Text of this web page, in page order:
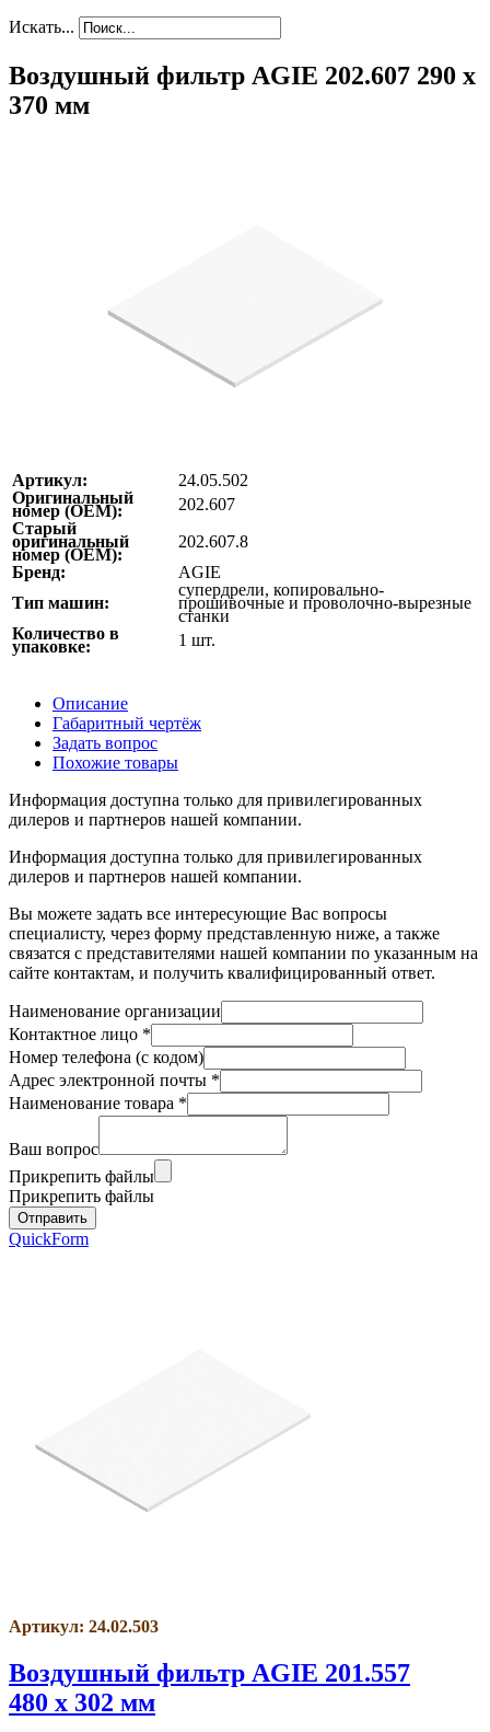
Искать...
Воздушный фильтр AGIE 202.607 290 x
370 мм
Артикул:
24.05.502
Оригинальный
номер (ОЕМ):
202.607
Старый
оригинальный
номер (ОЕМ):
202.607.8
Бренд:
AGIE
Тип машин:
супердрели, копировально-
прошивочные и проволочно-вырезные
станки
Количество в
упаковке: 1 шт.
Описание
Габаритный чертёж
Задать вопрос
Похожие товары
Информация доступна только для привилегированных
дилеров и партнеров нашей компании.
Информация доступна только для привилегированных
дилеров и партнеров нашей компании.
Вы можете задать все интересующие Вас вопросы
специалисту, через форму представленную ниже, а также
связатся с представителями нашей компании по указанным на
сайте контактам, и получить квалифицированный ответ.
Наименование организации
Контактное лицо *
Номер телефона (с кодом)
Адрес электронной почты *
Наименование товара *
Ваш вопрос
Прикрепить файлы
Прикрепить файлы
QuickForm
Артикул: 24.02.503
Воздушный фильтр AGIE 201.557
480 x 302 мм